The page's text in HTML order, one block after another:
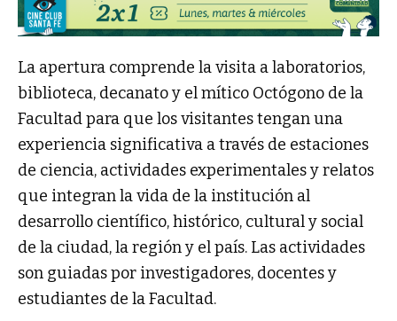
La apertura comprende la visita a laboratorios,
biblioteca, decanato y el mítico Octógono de la
Facultad para que los visitantes tengan una
experiencia significativa a través de estaciones
de ciencia, actividades experimentales y relatos
que integran la vida de la institución al
desarrollo científico, histórico, cultural y social
de la ciudad, la región y el país. Las actividades
son guiadas por investigadores, docentes y
estudiantes de la Facultad.